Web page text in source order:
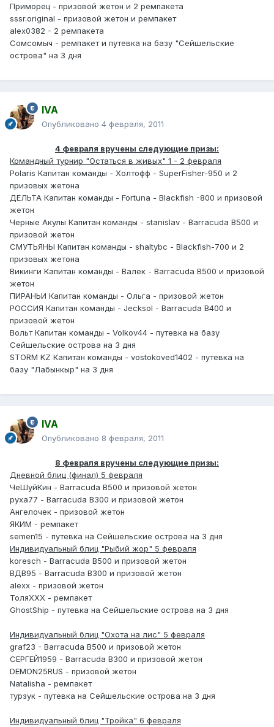
Приморец - призовой жетон и 2 ремпакета
sssr.original - призовой жетон и ремпакет
alex0382 - 2 ремпакета
Сомсомыч - ремпакет и путевка на базу "Сейшельские
острова" на 3 дня
IVA
Опубликовано 4 февраля, 2011
4 февраля вручены следующие призы:
Командный турнир "Остаться в живых" 1 - 2 февраля
Polaris Капитан команды - Холтофф - SuperFisher-950 и 2
призовых жетона
ДЕЛЬТА Капитан команды - Fortuna - Blackfish -800 и призовой
жетон
Черные Акулы Капитан команды - stanislav - Barracuda B500 и
призовой жетон
СМУТЬЯНЫ Капитан команды - shaltybc - Blackfish-700 и 2
призовых жетона
Викинги Капитан команды - Валек - Barracuda В500 и призовой
жетон
ПИРАНЬИ Капитан команды - Ольга - призовой жетон
РОССИЯ Капитан команды - Jecksol - Barracuda B400 и
призовой жетон
Вольт Капитан команды - Volkov44 - путевка на базу
Сейшельские острова на 3 дня
STORM KZ Капитан команды - vostokoved1402 - путевка на
базу "Лабынкыр" на 3 дня
IVA
Опубликовано 8 февраля, 2011
8 февраля вручены следующие призы:
Дневной блиц (финал) 5 февраля
ЧеШуйКин - Barracuda B500 и призовой жетон
руха77 - Barracuda B300 и призовой жетон
Ангелочек - призовой жетон
ЯКИМ - ремпакет
semen15 - путевка на Сейшельские острова на 3 дня
Индивидуальный блиц "Рыбий жор" 5 февраля
koresch - Barracuda B500 и призовой жетон
ВДВ95 - Barracuda B300 и призовой жетон
alexx - призовой жетон
ТоляХХХ - ремпакет
GhostShip - путевка на Сейшельские острова на 3 дня
Индивидуальный блиц "Охота на лис" 5 февраля
graf23 - Barracuda B500 и призовой жетон
СЕРГЕЙ1959 - Barracuda B300 и призовой жетон
DEMON25RUS - призовой жетон
Natalisha - ремпакет
турзук - путевка на Сейшельские острова на 3 дня
Индивидуальный блиц "Тройка" 6 февраля